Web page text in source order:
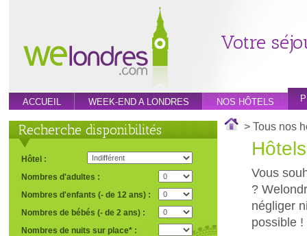
Votre
ACCUEIL WEEK-END A LONDRES NOS HÔTELS
> Tous nos
Vous
?
négliger
possible !
Recherche disponibilités
Hôtel :
Nombres d'adultes :
Nombres d'enfants (- de 12 ans) :
Nombres de bébés (- de 2 ans) :
Nombres de nuits sur place* :